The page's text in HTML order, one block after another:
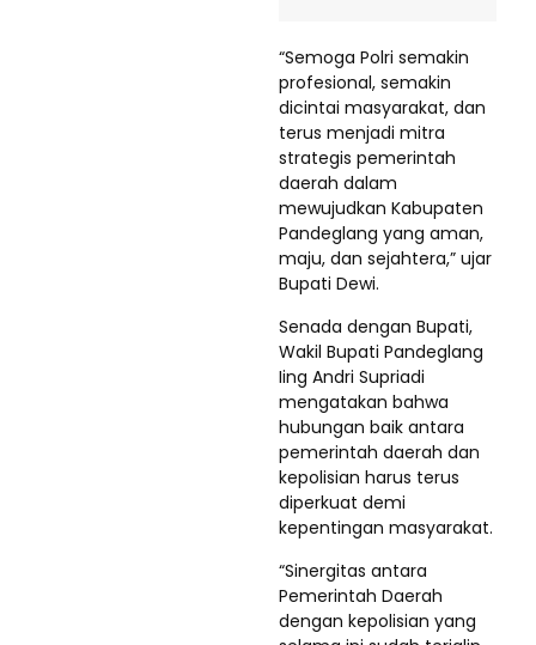
“Semoga Polri semakin
profesional, semakin
dicintai masyarakat, dan
terus menjadi mitra
strategis pemerintah
daerah dalam
mewujudkan Kabupaten
Pandeglang yang aman,
maju, dan sejahtera,” ujar
Bupati Dewi.
Senada dengan Bupati,
Wakil Bupati Pandeglang
Iing Andri Supriadi
mengatakan bahwa
hubungan baik antara
pemerintah daerah dan
kepolisian harus terus
diperkuat demi
kepentingan masyarakat.
“Sinergitas antara
Pemerintah Daerah
dengan kepolisian yang